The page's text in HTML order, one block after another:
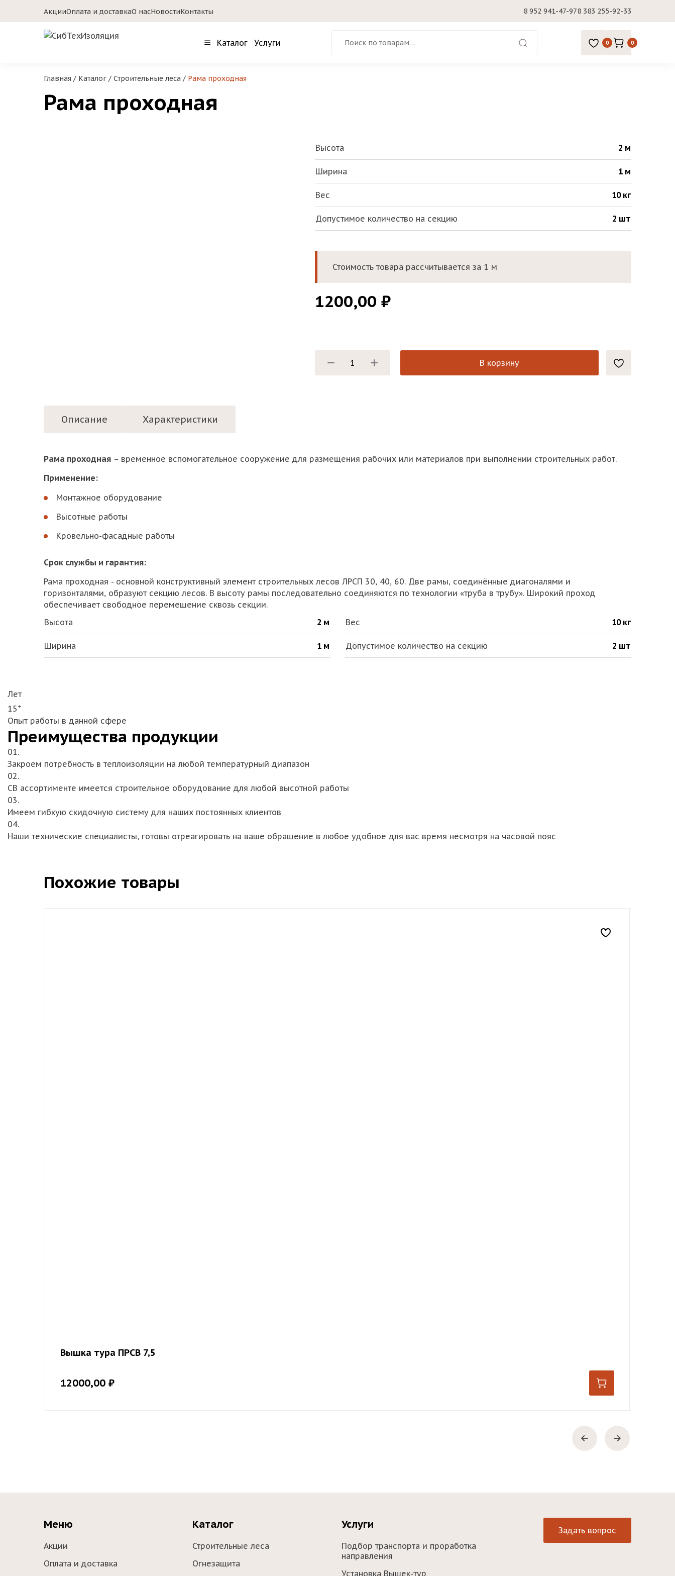
АкцииОплата и доставкаО насНовостиКонтакты 8 952 941-47-978 383 255-92-33
Каталог Услуги 0 0
Главная / Каталог / Строительные леса / Рама проходная
Рама проходная
Высота 2 м
Ширина 1 м
Вес 10 кг
Допустимое количество на секцию 2 шт
Стоимость товара рассчитывается за 1 м
1200,00 ₽
В корзину
Описание Характеристики
Рама проходная – временное вспомогательное сооружение для размещения рабочих или материалов при выполнении строительных работ.
Применение:
Монтажное оборудование
Высотные работы
Кровельно-фасадные работы
Срок службы и гарантия:
Рама проходная - основной конструктивный элемент строительных лесов ЛРСП 30, 40, 60. Две рамы, соединённые диагоналями и
горизонталями, образуют секцию лесов. В высоту рамы последовательно соединяются по технологии «труба в трубу». Широкий проход
обеспечивает свободное перемещение сквозь секции.
Высота
2 м
Ширина 1 м
Вес 10 кг
Допустимое количество на секцию 2 шт
Лет
15+
Опыт работы в данной сфере
Преимущества продукции
01.
Закроем потребность в теплоизоляции на любой температурный диапазон
02.
СВ ассортименте имеется строительное оборудование для любой высотной работы
03.
Имеем гибкую скидочную систему для наших постоянных клиентов
04.
Наши технические специалисты, готовы отреагировать на ваше обращение в любое удобное для вас время несмотря на часовой пояс
Похожие товары
Вышка тура ПРСВ 7,5
12000,00 ₽
Меню
Акции
Оплата и доставка
Каталог
Строительные леса
Огнезащита
Услуги
Подбор транспорта и проработка
направления
Установка Вышек-тур
Задать вопрос